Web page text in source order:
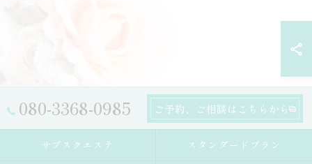
080-3368-0985 ご予約、ご相談はこちらから
サブスクエステ スタンダードプラン